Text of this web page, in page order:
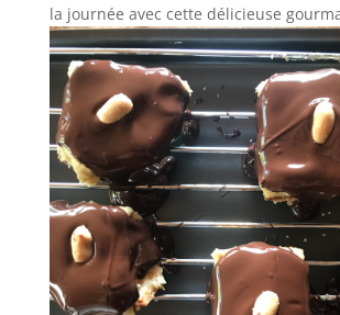
la journée avec cette délicieuse